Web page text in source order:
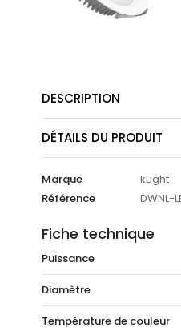
DESCRIPTION
DÉTAILS DU PRODUIT
Marque
kLight
Référence
DWNL-
Fiche technique
Puissance
Diamètre
Température de couleur